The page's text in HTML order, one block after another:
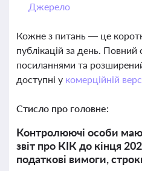
Джерело
Кожне з питань — це
публікацій за день.
посиланнями та
доступні у комерційній
Стисло про головне:
Контролюючі особи
звіт про КІК до кінця
податкові вимоги,